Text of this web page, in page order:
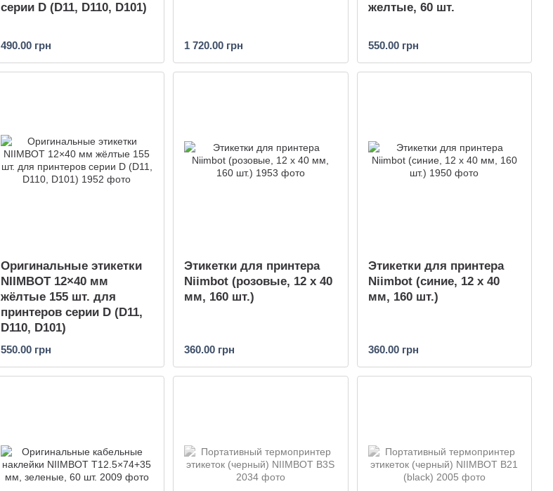
серии D (D11, D110, D101)
490.00 грн 1 720.00 грн
желтые, 60 шт.
550.00 грн
Оригинальные этикетки
NIIMBOT 12×40 мм
жёлтые 155 шт. для
принтеров серии D (D11,
D110, D101)
550.00 грн
Этикетки для принтера
Niimbot (розовые, 12 х 40
мм, 160 шт.)
360.00 грн
Этикетки для принтера
Niimbot (синие, 12 х 40
мм, 160 шт.)
360.00 грн